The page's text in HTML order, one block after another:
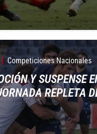
Competiciones Nacionales
Y SUSPENSE
REPLETA